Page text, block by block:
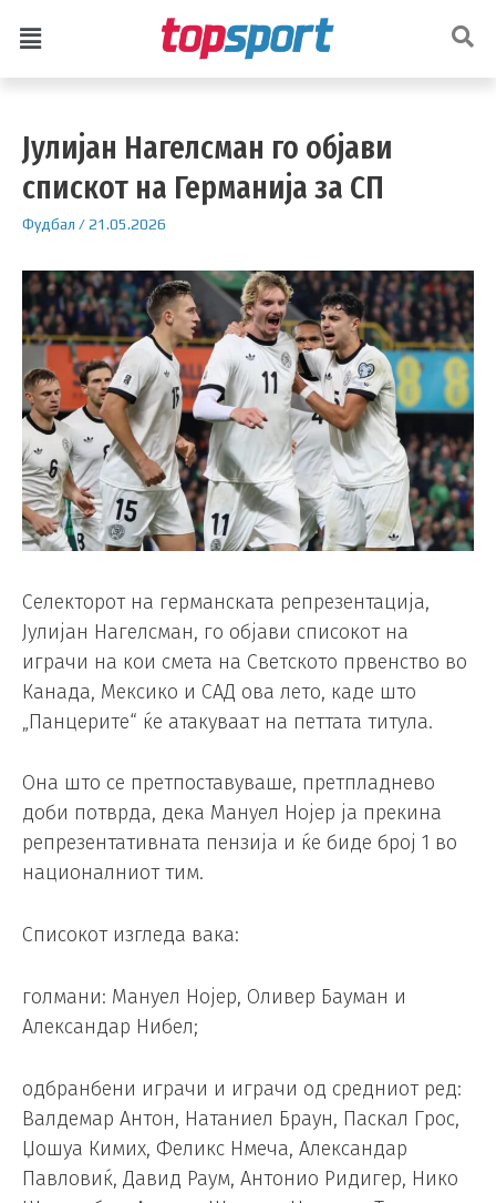
Јулијан Нагелсман го објави
спискот на Германија за СП
Фудбал /21.05.2026
Селекторот на германската репрезентација,
Јулијан Нагелсман, го објави списокот на
играчи на кои смета на Светското првенство во
Канада, Мексико и САД ова лето, каде што
„Панцерите“ ќе атакуваат на петтата титула.
Она што се претпоставуваше, претпладнево
доби потврда, дека Мануел Нојер ја прекина
репрезентативната пензија и ќе биде број 1 во
националниот тим.
Списокот изгледа вака:
голмани: Мануел Нојер, Оливер Бауман и
Александар Нибел;
одбранбени играчи и играчи од средниот ред:
Валдемар Антон, Натаниел Браун, Паскал Грос,
Џошуа Кимих, Феликс Нмеча, Александар
Павловиќ, Давид Раум, Антонио Ридигер, Нико